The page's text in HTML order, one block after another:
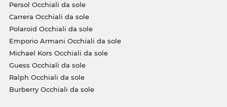
Persol Occhiali da sole
Carrera Occhiali da sole
Polaroid Occhiali da sole
Emporio Armani Occhiali da sole
Michael Kors Occhiali da sole
Guess Occhiali da sole
Ralph Occhiali da sole
Burberry Occhiali da sole